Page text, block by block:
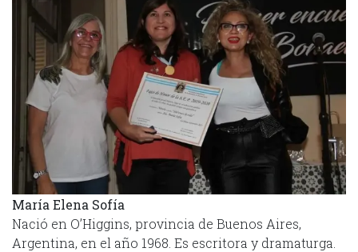
María Elena Sofía
Nació en O’Higgins, provincia de Buenos Aires,
Argentina, en el año 1968. Es escritora y dramaturga.